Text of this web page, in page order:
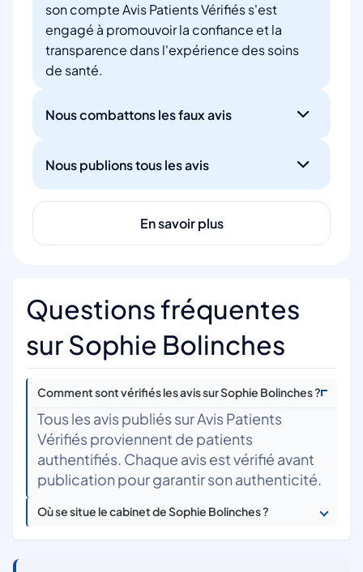
son compte Avis Patients Vérifiés s'est
engagé à promouvoir la confiance et la
transparence dans l'expérience des soins
de santé.
Nous combattons les faux avis
Nous publions tous les avis
En savoir plus
Questions fréquentes
sur Sophie Bolinches
Comment sont vérifiés les avis sur Sophie Bolinches ?
Tous les avis publiés sur Avis Patients
Vérifiés proviennent de patients
authentifiés. Chaque avis est vérifié avant
publication pour garantir son authenticité.
Où se situe le cabinet de Sophie Bolinches ?